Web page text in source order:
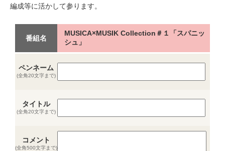
編成等に活かして参ります。
番組名
MUSICA×MUSIK Collection＃１「スパニッ
シュ」
ペンネーム
(全角20文字まで)
タイトル
(全角20文字まで)
コメント
(全角500文字まで)